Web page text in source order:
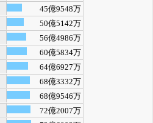
45億9548万
50億5142万
56億4986万
60億5834万
64億6927万
68億3332万
68億9546万
72億2007万